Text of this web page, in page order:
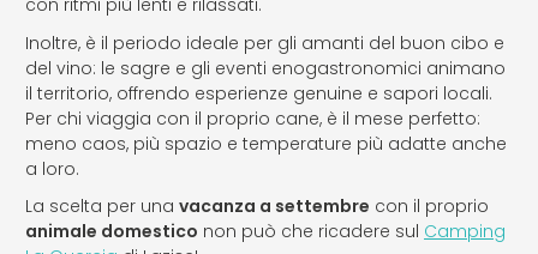
con ritmi più lenti e rilassati.
Inoltre, è il periodo ideale per gli amanti del buon cibo e
del vino: le sagre e gli eventi enogastronomici animano
il territorio, offrendo esperienze genuine e sapori locali.
Per chi viaggia con il proprio cane, è il mese perfetto:
meno caos, più spazio e temperature più adatte anche
a loro.
La scelta per una vacanza a settembre con il proprio
animale domestico non può che ricadere sul Camping